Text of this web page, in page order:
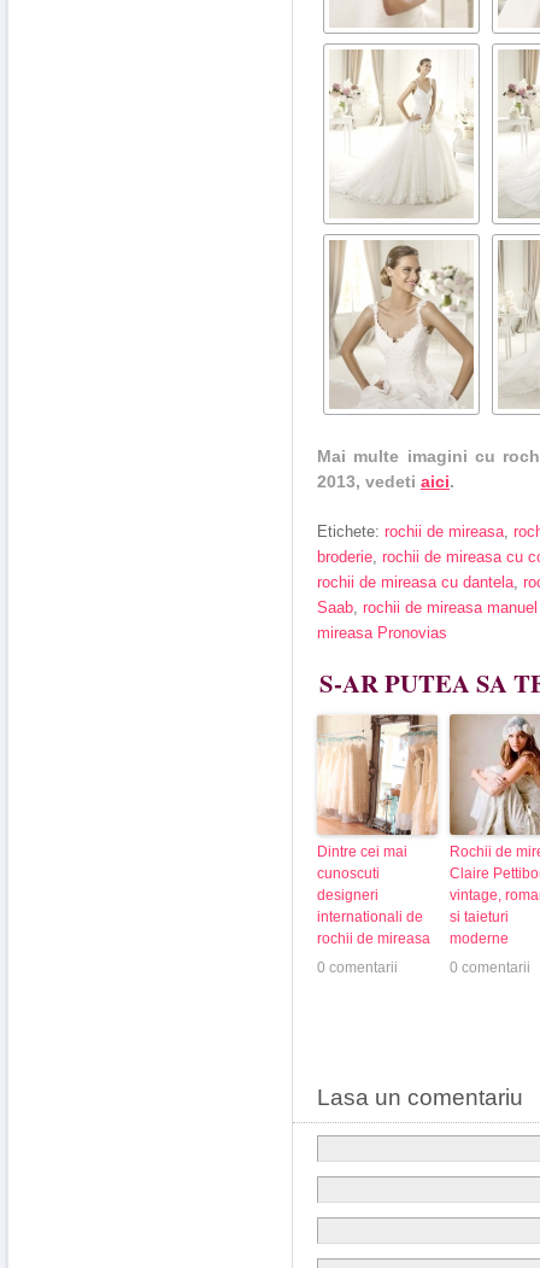
Mai multe imagini cu
2013, vedeti aici.
Etichete: rochii de mireasa,
broderie, rochii de mireasa cu
rochii de mireasa cu dantela,
Saab, rochii de mireasa
mireasa Pronovias
S-AR PUTEA SA
Dintre cei mai
cunoscuti
designeri
internationali de
rochii de mireasa
0 comentarii
Rochii de
Claire
vintage,
si taieturi
moderne
0 comentarii
Lasa un comentariu